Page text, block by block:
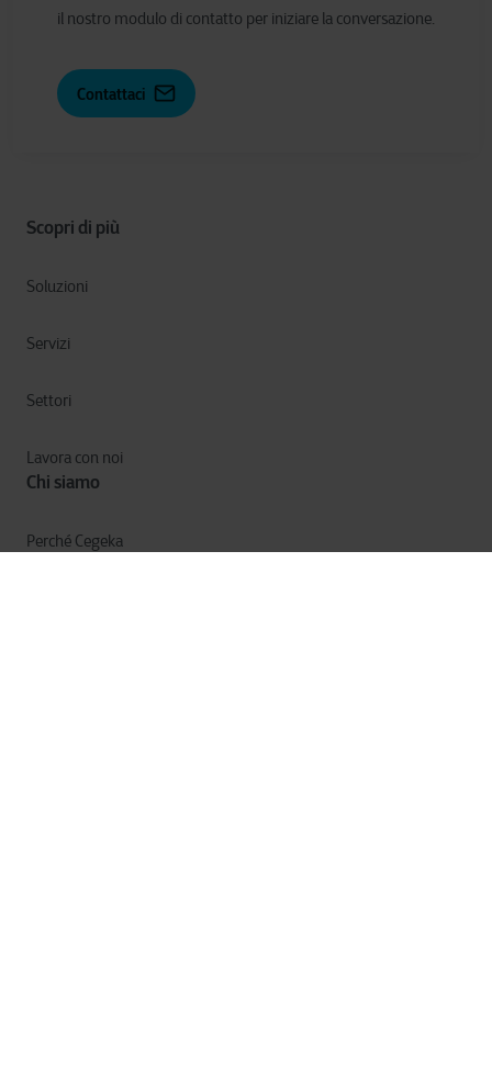
Scopri di più
Soluzioni
Servizi
Settori
Lavora con noi
Chi siamo
Perché Cegeka
il nostro modulo di contatto per iniziare la conversazione.
Contattaci